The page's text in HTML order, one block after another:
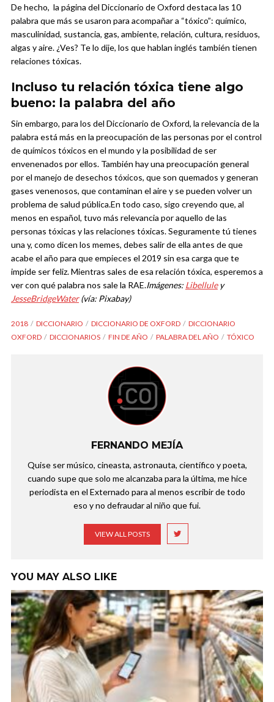
De hecho, la página del Diccionario de Oxford destaca las 10
palabra que más se usaron para acompañar a “tóxico”: químico,
masculinidad, sustancia, gas, ambiente, relación, cultura, residuos,
algas y aire. ¿Ves? Te lo dije, los que hablan inglés también tienen
relaciones tóxicas.
Incluso tu relación tóxica tiene algo
bueno: la palabra del año
Sin embargo, para los del Diccionario de Oxford, la relevancia de la
palabra está más en la preocupación de las personas por el control
de químicos tóxicos en el mundo y la posibilidad de ser
envenenados por ellos. También hay una preocupación general
por el manejo de desechos tóxicos, que son quemados y generan
gases venenosos, que contaminan el aire y se pueden volver un
problema de salud pública.En todo caso, sigo creyendo que, al
menos en español, tuvo más relevancia por aquello de las
personas tóxicas y las relaciones tóxicas. Seguramente tú tienes
una y, como dicen los memes, debes salir de ella antes de que
acabe el año para que empieces el 2019 sin esa carga que te
impide ser feliz. Mientras sales de esa relación tóxica, esperemos a
ver con qué palabra nos sale la RAE.Imágenes: Libelluley
JesseBridgeWater(vía: Pixabay)
2018 DICCIONARIO DICCIONARIO DE OXFORD
DICCIONARIO
OXFORD
DICCIONARIOS FIN DE AÑO PALABRA DEL AÑO TÓXICO
FERNANDO MEJÍA
Quise ser músico, cineasta, astronauta, científico y poeta,
cuando supe que solo me alcanzaba para la última, me hice
periodista en el Externado para al menos escribir de todo
eso y no defraudar al niño que fui.
VIEW ALL POSTS
YOU MAY ALSO LIKE